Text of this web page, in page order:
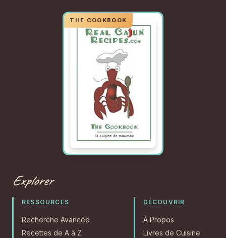
Explorer
RESSOURCES
Recherche Avancée
Recettes de A à Z
DÉCOUVRIR
À Propos
Livres de Cuisine